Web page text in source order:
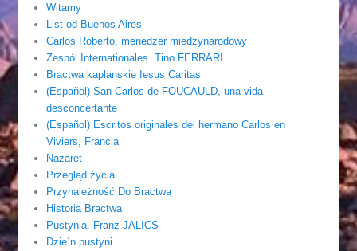
Witamy
List od Buenos Aires
Carlos Roberto, menedzer miedzynarodowy
Zespól Internationales. Tino FERRARI
Bractwa kaplanskie Iesus Caritas
(Español) San Carlos de FOUCAULD, una vida
desconcertante
(Español) Escritos originales del hermano Carlos en
Viviers, Francia
Nazaret
Przegląd życia
Przynależność Do Bractwa
Historia Bractwa
Pustynia. Franz JALICS
Dzie´n pustyni